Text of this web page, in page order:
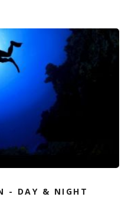
- DAY & NIGHT